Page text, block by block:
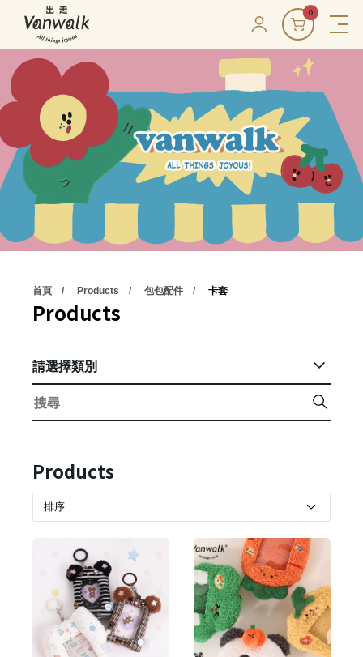
0
首頁 Products 包包配件 卡套
Products
請選擇類別
Products